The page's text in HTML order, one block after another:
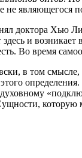
не являющегося
доктора Хью
и возникает
Во время
в том
определения.